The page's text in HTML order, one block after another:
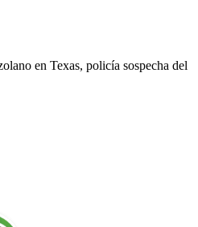
en Texas, policía sospecha del